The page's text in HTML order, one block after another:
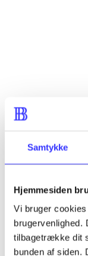
Samtykke
Hjemmesiden
Vi bruger
brugervenlighed.
tilbagetrække dit
bunden af siden.
...
Xbox 360
Gå til serien